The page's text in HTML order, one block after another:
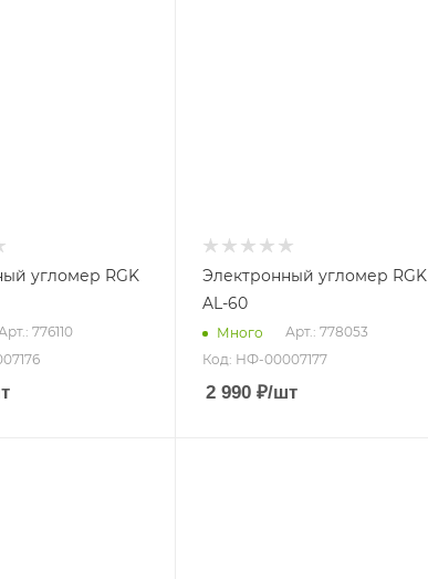
угломер RGK
776110
Электронный угломер RGK
AL-60
Много
Арт.: 778053
Код: НФ-00007177
2 990 ₽/шт